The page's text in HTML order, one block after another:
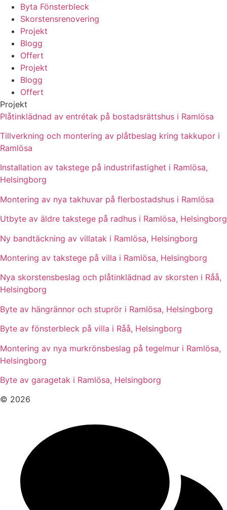
Byta Fönsterbleck
Skorstensrenovering
Projekt
Blogg
Offert
Projekt
Blogg
Offert
Projekt
Plåtinklädnad av entrétak på bostadsrättshus i Ramlösa
Tillverkning och montering av plåtbeslag kring takkupor i
Ramlösa
Installation av takstege på industrifastighet i Ramlösa,
Helsingborg
Montering av nya takhuvar på flerbostadshus i Ramlösa
Utbyte av äldre takstege på radhus i Ramlösa, Helsingborg
Ny bandtäckning av villatak i Ramlösa, Helsingborg
Montering av takstege på villa i Ramlösa, Helsingborg
Nya skorstensbeslag och plåtinklädnad av skorsten i Råå,
Helsingborg
Byte av hängrännor och stuprör i Ramlösa, Helsingborg
Byte av fönsterbleck på villa i Råå, Helsingborg
Montering av nya murkrönsbeslag på tegelmur i Ramlösa,
Helsingborg
Byte av garagetak i Ramlösa, Helsingborg
© 2026